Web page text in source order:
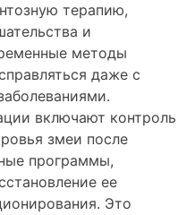
терапию,
и
методы
даже с
включают контроль
змеи после
программы,
ее
Это